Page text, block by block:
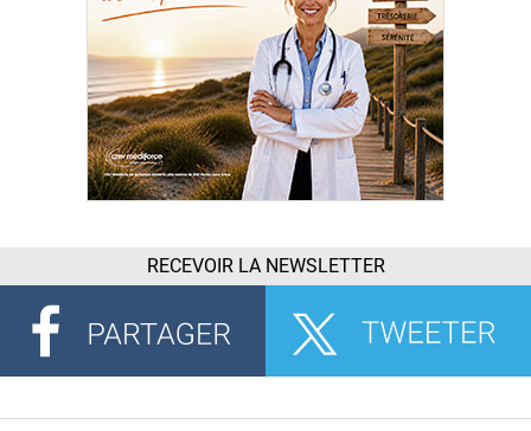
RECEVOIR LA NEWSLETTER